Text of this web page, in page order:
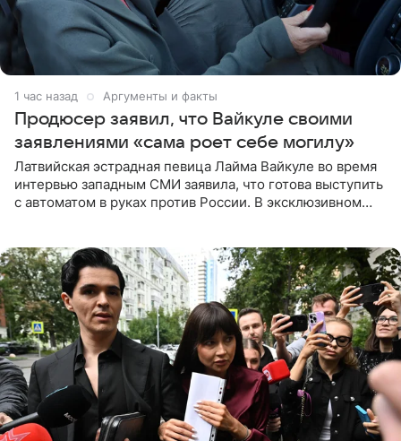
1 час назад Аргументы и факты
Продюсер заявил, что Вайкуле своими
заявлениями «сама роет себе могилу»
Латвийская эстрадная певица Лайма Вайкуле во время
интервью западным СМИ заявила, что готова выступить
с автоматом в руках против России. В эксклюзивном